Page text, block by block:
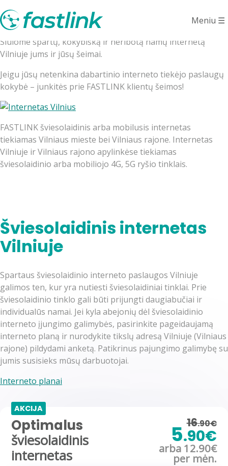
Meniu ☰
Internetas Vilniuje
Siūlome spartų, kokybišką ir neribotą namų internetą
Vilniuje jums ir jūsų šeimai.
Jeigu jūsų netenkina dabartinio interneto tiekėjo paslaugų
kokybė – junkitės prie FASTLINK klientų šeimos!
FASTLINK šviesolaidinis arba mobilusis internetas
tiekiamas Vilniaus mieste bei Vilniaus rajone. Internetas
Vilniuje ir Vilniaus rajono apylinkėse tiekiamas
šviesolaidinio arba mobiliojo 4G, 5G ryšio tinklais.
Šviesolaidinis internetas
Vilniuje
Spartaus šviesolaidinio interneto paslaugos Vilniuje
galimos ten, kur yra nutiesti šviesolaidiniai tinklai. Prie
šviesolaidinio tinklo gali būti prijungti daugiabučiai ir
individualūs namai. Jei kyla abejonių dėl šviesolaidinio
interneto įjungimo galimybės, pasirinkite pageidaujamą
interneto planą ir nurodykite tikslų adresą Vilniuje (Vilniaus
rajone) pildydami anketą. Patikrinus pajungimo galimybę su
jumis susisieks mūsų darbuotojai.
Interneto planai
AKCIJA
Optimalus
šviesolaidinis
internetas
16.90€
5.90€
arba 12.90€
per mėn.